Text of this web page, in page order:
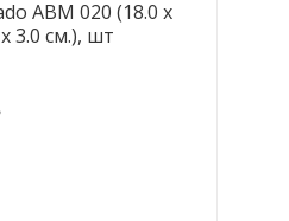
ABM 020 (18.0 x
3.0 см.), шт